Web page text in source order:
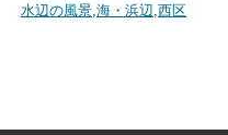
水辺の風景,海・浜辺,西区